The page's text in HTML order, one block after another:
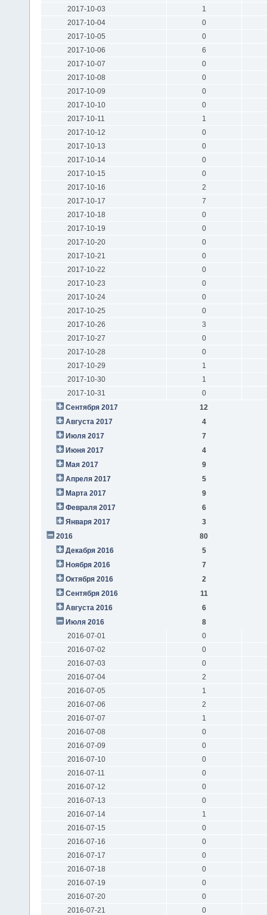
2017-10-03
1
2017-10-04
0
2017-10-05
0
2017-10-06
6
2017-10-07
0
2017-10-08
0
2017-10-09
0
2017-10-10
0
2017-10-11
1
2017-10-12
0
2017-10-13
0
2017-10-14
0
2017-10-15
0
2017-10-16
2
2017-10-17
7
2017-10-18
0
2017-10-19
0
2017-10-20
0
2017-10-21
0
2017-10-22
0
2017-10-23
0
2017-10-24
0
2017-10-25
0
2017-10-26
3
2017-10-27
0
2017-10-28
0
2017-10-29
1
2017-10-30
1
2017-10-31
0
Сентября 2017
12
Августа 2017
4
Июля 2017
7
Июня 2017
4
Мая 2017
9
Апреля 2017
5
Марта 2017
9
Февраля 2017
6
Января 2017
3
2016
80
Декабря 2016
5
Ноября 2016
7
Октября 2016
2
Сентября 2016
11
Августа 2016
6
Июля 2016
8
2016-07-01
0
2016-07-02
0
2016-07-03
0
2016-07-04
2
2016-07-05
1
2016-07-06
2
2016-07-07
1
2016-07-08
0
2016-07-09
0
2016-07-10
0
2016-07-11
0
2016-07-12
0
2016-07-13
0
2016-07-14
1
2016-07-15
0
2016-07-16
0
2016-07-17
0
2016-07-18
0
2016-07-19
0
2016-07-20
0
2016-07-21
0